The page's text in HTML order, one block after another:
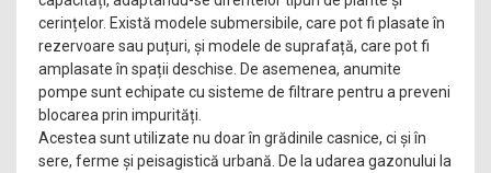
cerințelor. Există modele submersibile, care pot fi plasate în
rezervoare sau puțuri, și modele de suprafață, care pot fi
amplasate în spații deschise. De asemenea, anumite
pompe sunt echipate cu sisteme de filtrare pentru a preveni
blocarea prin impurități.
Acestea sunt utilizate nu doar în grădinile casnice, ci și în
sere, ferme și peisagistică urbană. De la udarea gazonului la